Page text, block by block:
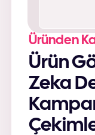
Üründen
Ürün Görsellerini Yapay
Zeka